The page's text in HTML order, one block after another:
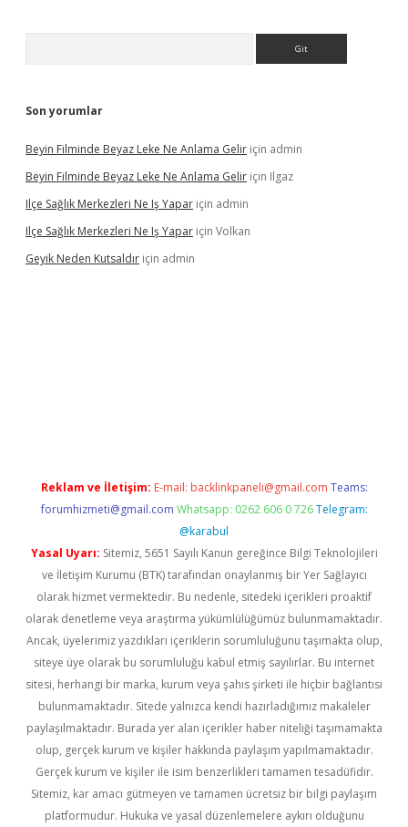
Son yorumlar
Beyin Filminde Beyaz Leke Ne Anlama Gelir için admin
Beyin Filminde Beyaz Leke Ne Anlama Gelir için Ilgaz
Ilçe Sağlık Merkezleri Ne Iş Yapar için admin
Ilçe Sağlık Merkezleri Ne Iş Yapar için Volkan
Geyik Neden Kutsaldır için admin
Reklam ve İletişim: E-mail: backlinkpaneli@gmail.com Teams:
forumhizmeti@gmail.com Whatsapp: 0262 606 0 726 Telegram:
@karabul
Yasal Uyarı: Sitemiz, 5651 Sayılı Kanun gereğince Bilgi Teknolojileri
ve İletişim Kurumu (BTK) tarafından onaylanmış bir Yer Sağlayıcı
olarak hizmet vermektedir. Bu nedenle, sitedeki içerikleri proaktif
olarak denetleme veya araştırma yükümlülüğümüz bulunmamaktadır.
Ancak, üyelerimiz yazdıkları içeriklerin sorumluluğunu taşımakta olup,
siteye üye olarak bu sorumluluğu kabul etmiş sayılırlar. Bu internet
sitesi, herhangi bir marka, kurum veya şahıs şirketi ile hiçbir bağlantısı
bulunmamaktadır. Sitede yalnızca kendi hazırladığımız makaleler
paylaşılmaktadır. Burada yer alan içerikler haber niteliği taşımamakta
olup, gerçek kurum ve kişiler hakkında paylaşım yapılmamaktadır.
Gerçek kurum ve kişiler ile isim benzerlikleri tamamen tesadüfidir.
Sitemiz, kar amacı gütmeyen ve tamamen ücretsiz bir bilgi paylaşım
platformudur. Hukuka ve yasal düzenlemelere aykırı olduğunu